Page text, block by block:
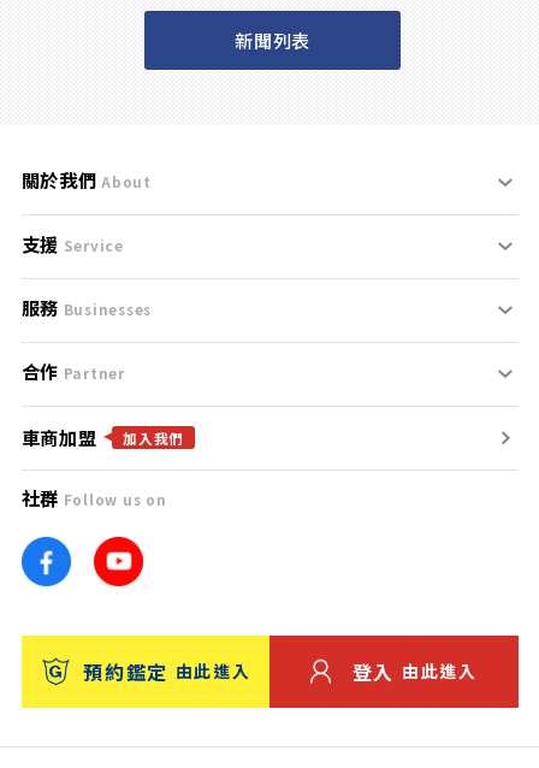
新聞列表
關於我們 About
刊登規範
服務條款
免責聲明
隱私權政策
團隊
車訊網
台灣優良中古車商大獎
支援 Service
支援中心
聯絡我們
服務 Businesses
什麼是Goo鑑定？
找好車
找好店
找海外車
消費者評價
保固
合作 Partner
合作夥伴
廣告合作
車商加盟 加入我們
社群 Follow us on
預約鑑定 由此進入 登入 由此進入